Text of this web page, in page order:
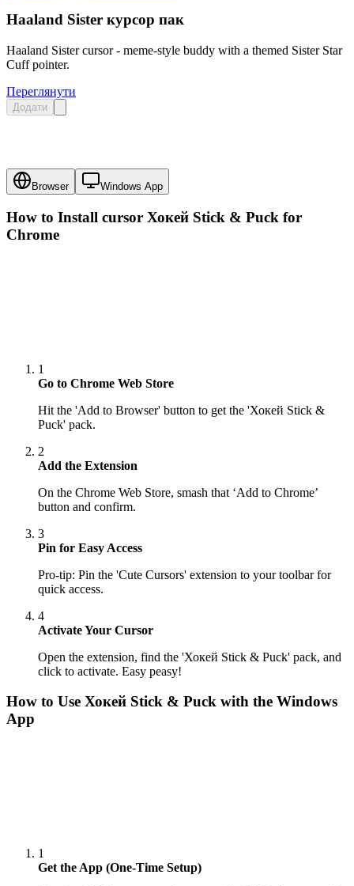
Haaland Sister курсор пак
Haaland Sister cursor - meme-style buddy with a themed Sister Star
Cuff pointer.
Переглянути
Додати
Browser Windows App
How to Install cursor Хокей Stick & Puck for
Chrome
1
Go to Chrome Web Store
Hit the 'Add to Browser' button to get the 'Хокей Stick &
Puck' pack.
2
Add the Extension
On the Chrome Web Store, smash that ‘Add to Chrome’
button and confirm.
3
Pin for Easy Access
Pro-tip: Pin the 'Cute Cursors' extension to your toolbar for
quick access.
4
Activate Your Cursor
Open the extension, find the 'Хокей Stick & Puck' pack, and
click to activate. Easy peasy!
How to Use Хокей Stick & Puck with the Windows
App
1
Get the App (One-Time Setup)